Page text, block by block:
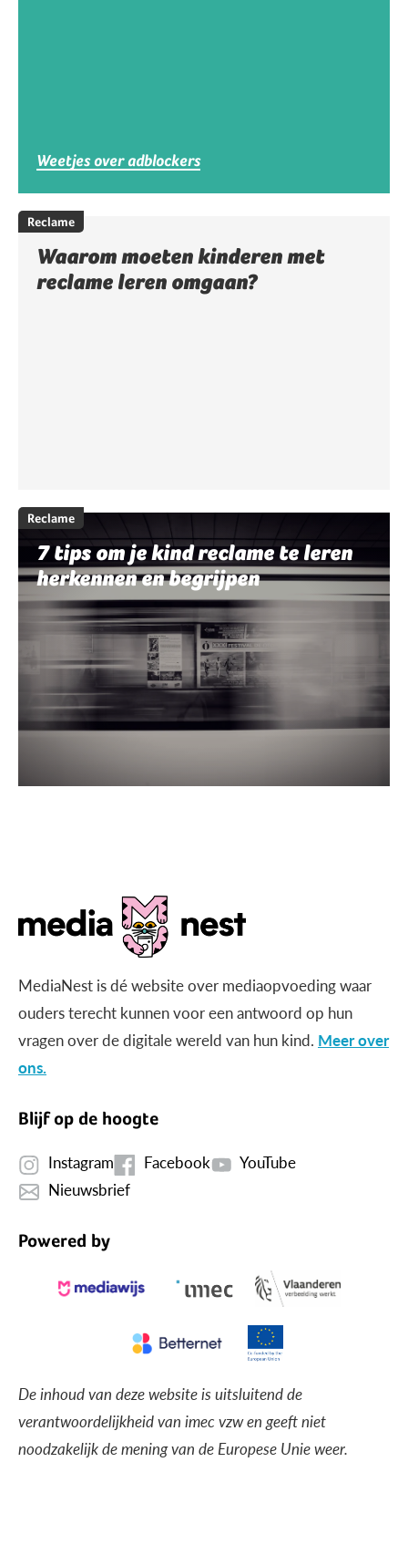
Weetjes over adblockers
Reclame
Waarom moeten kinderen met
reclame leren omgaan?
Reclame
7 tips om je kind reclame te leren
herkennen en begrijpen
MediaNest is dé website over mediaopvoeding waar
ouders terecht kunnen voor een antwoord op hun
vragen over de digitale wereld van hun kind. Meer over
ons.
Blijf op de hoogte
Instagram Facebook
YouTube
Nieuwsbrief
Powered by
De inhoud van deze website is uitsluitend de
verantwoordelijkheid van imec vzw en geeft niet
noodzakelijk de mening van de Europese Unie weer.